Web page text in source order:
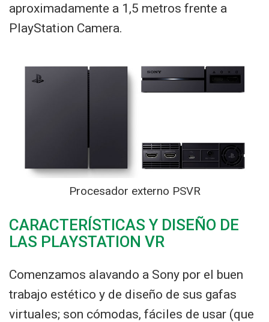
aproximadamente a 1,5 metros frente a
PlayStation Camera.
Procesador externo PSVR
CARACTERÍSTICAS Y DISEÑO DE
LAS PLAYSTATION VR
Comenzamos alavando a Sony por el buen
trabajo estético y de diseño de sus gafas
virtuales; son cómodas, fáciles de usar (que